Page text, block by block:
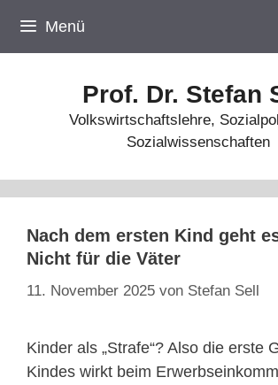
Inhalt
springen
Menü
Prof. Dr. Stefan
Volkswirtschaftslehre,
Sozialwissenschaften
Nach dem ersten Kind geht
Nicht für die Väter
11. November 2025 von Stefan Sell
Kinder als „Strafe“? Also die erste
Kindes wirkt beim